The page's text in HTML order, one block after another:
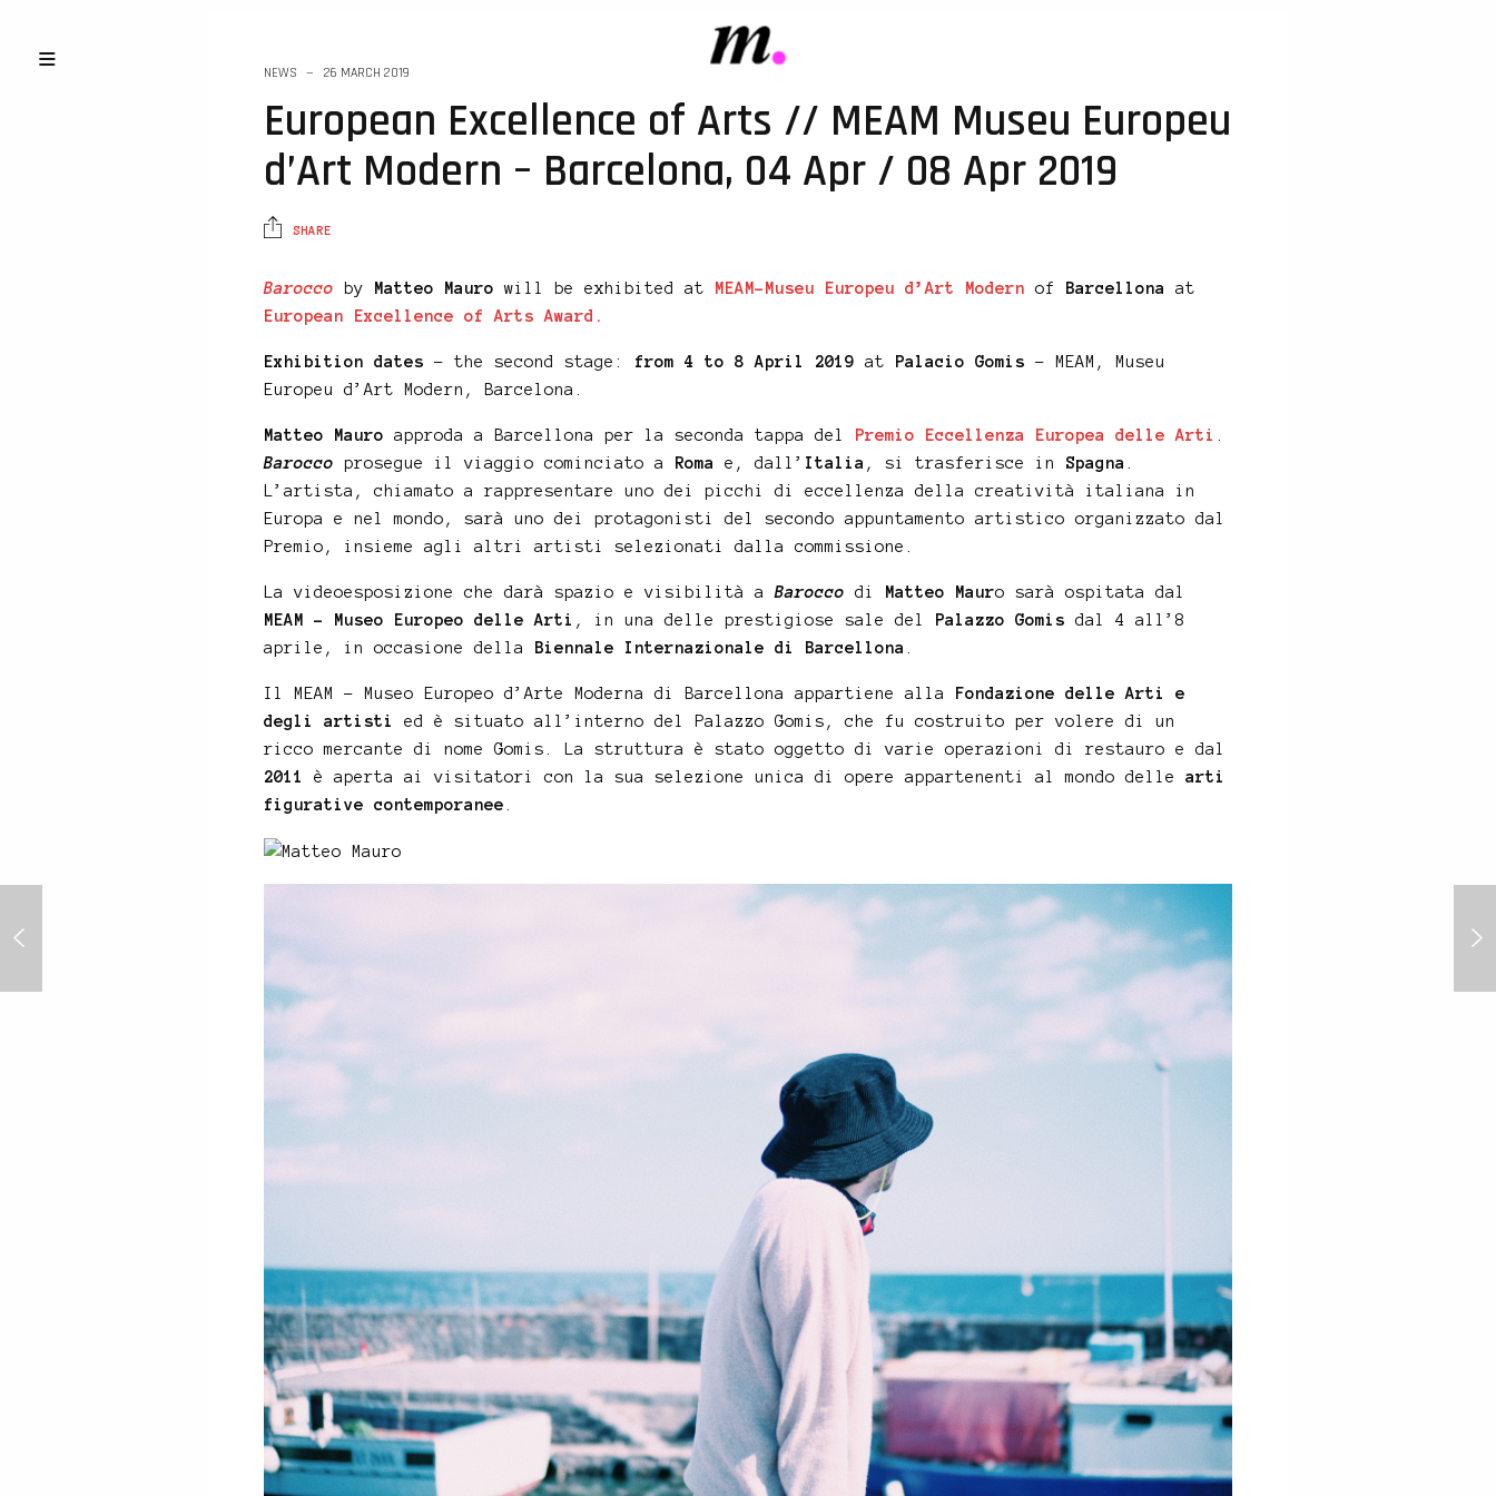
NEWS 26 MARCH 2019
European Excellence of Arts // MEAM Museu Europeu
d’Art Modern – Barcelona, 04 Apr / 08 Apr 2019
SHARE
Barocco by Matteo Mauro will be exhibited at MEAM-Museu Europeu d’Art Modern of Barcellona
at
European Excellence of Arts Award.
Exhibition dates – the second stage: from 4 to 8 April 2019 at Palacio Gomis – MEAM, Museu
Europeu d’Art Modern, Barcelona.
Matteo Mauro approda a Barcellona per la seconda tappa del Premio Eccellenza Europea delle Arti
Barocco prosegue il viaggio cominciato a Roma e, dall’ Italia , si trasferisce in Spagna
L’artista, chiamato a rappresentare uno dei picchi di eccellenza della creatività italiana in
Europa e nel mondo, sarà uno dei protagonisti del secondo appuntamento artistico organizzato dal
Premio, insieme agli altri artisti selezionati dalla commissione.
La videoesposizione che darà spazio e visibilità aBarocco di Matteo Mauro sarà ospitata dal
MEAM – Museo Europeo delle Arti , in una delle prestigiose sale del Palazzo Gomis dal 4 all’8
aprile, in occasione della
Biennale Internazionale di Barcellona
Il MEAM – Museo Europeo d’Arte Moderna di Barcellona appartiene alla
Fondazione delle Arti e
degli artisti ed è situato all’interno del Palazzo Gomis, che fu costruito per volere di un
ricco mercante di nome Gomis. La struttura è stato oggetto di varie operazioni di restauro e dal
2011
è aperta ai visitatori con la sua selezione unica di opere appartenenti al mondo delle arti
figurative contemporanee